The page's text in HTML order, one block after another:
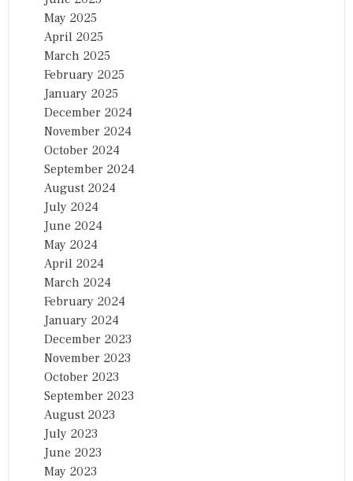
May 2025
April 2025
March 2025
February 2025
January 2025
December 2024
November 2024
October 2024
September 2024
August 2024
July 2024
June 2024
May 2024
April 2024
March 2024
February 2024
January 2024
December 2023
November 2023
October 2023
September 2023
August 2023
July 2023
June 2023
May 2023